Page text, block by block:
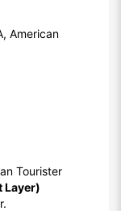
American
Tourister
Layer)